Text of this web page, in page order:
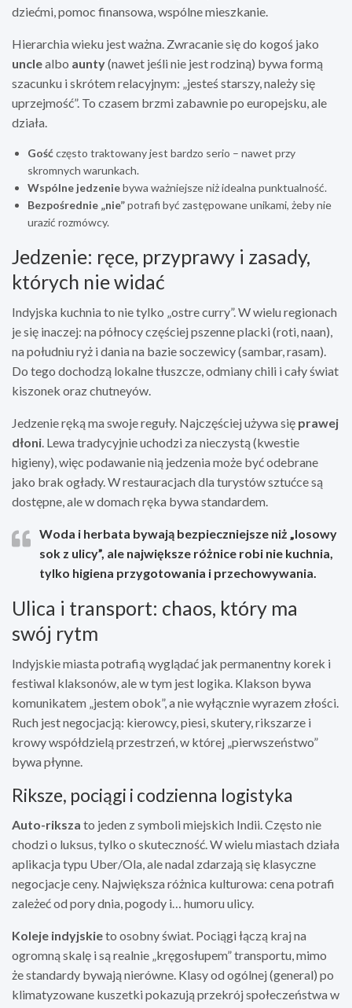
dziećmi, pomoc finansowa, wspólne mieszkanie.
Hierarchia wieku jest ważna. Zwracanie się do kogoś jako
unclealbo aunty(nawet jeśli nie jest rodziną) bywa formą
szacunku i skrótem relacyjnym: „jesteś starszy, należy się
uprzejmość”. To czasem brzmi zabawnie po europejsku, ale
działa.
Gośćczęsto traktowany jest bardzo serio – nawet przy
skromnych warunkach.
Wspólne jedzeniebywa ważniejsze niż idealna punktualność.
Bezpośrednie „nie”potrafi być zastępowane unikami, żeby nie
urazić rozmówcy.
Jedzenie: ręce, przyprawy i zasady,
których nie widać
Indyjska kuchnia to nie tylko „ostre curry”. W wielu regionach
je się inaczej: na północy częściej pszenne placki (roti, naan),
na południu ryż i dania na bazie soczewicy (sambar, rasam).
Do tego dochodzą lokalne tłuszcze, odmiany chili i cały świat
kiszonek oraz chutneyów.
Jedzenie ręką ma swoje reguły. Najczęściej używa się prawej
dłoni. Lewa tradycyjnie uchodzi za nieczystą (kwestie
higieny), więc podawanie nią jedzenia może być odebrane
jako brak ogłady. W restauracjach dla turystów sztućce są
dostępne, ale w domach ręka bywa standardem.
Woda i herbata bywają bezpieczniejsze niż „losowy
sok z ulicy”, ale największe różnice robi nie kuchnia,
tylko higiena przygotowania i przechowywania.
Ulica i transport: chaos, który ma
swój rytm
Indyjskie miasta potrafią wyglądać jak permanentny korek i
festiwal klaksonów, ale w tym jest logika. Klakson bywa
komunikatem „jestem obok”, a nie wyłącznie wyrazem złości.
Ruch jest negocjacją: kierowcy, piesi, skutery, rikszarze i
krowy współdzielą przestrzeń, w której „pierwszeństwo”
bywa płynne.
Riksze, pociągi i codzienna logistyka
Auto-riksza to jeden z symboli miejskich Indii. Często nie
chodzi o luksus, tylko o skuteczność. W wielu miastach działa
aplikacja typu Uber/Ola, ale nadal zdarzają się klasyczne
negocjacje ceny. Największa różnica kulturowa: cena potrafi
zależeć od pory dnia, pogody i… humoru ulicy.
Koleje indyjskieto osobny świat. Pociągi łączą kraj na
ogromną skalę i są realnie „kręgosłupem” transportu, mimo
że standardy bywają nierówne. Klasy od ogólnej (general) po
klimatyzowane kuszetki pokazują przekrój społeczeństwa w